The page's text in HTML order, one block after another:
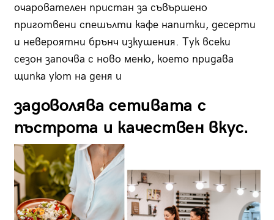
очарователен пристан за съвършено
приготвени спешълти кафе напитки, десерти
и невероятни брънч изкушения. Тук всеки
сезон започва с ново меню, което придава
щипка уют на деня и
задоволява сетивата с
пъстрота и качествен вкус.